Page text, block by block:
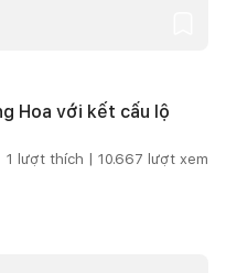
Hoa với kết cấu lộ
1 lượt thích | 10.667 lượt xem